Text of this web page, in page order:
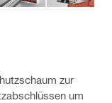
zur
um